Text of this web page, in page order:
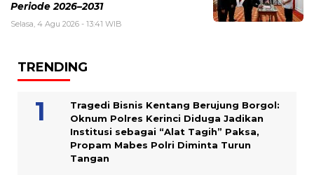
Periode 2026–2031
Selasa, 4 Agu 2026 - 13:41 WIB
TRENDING
Tragedi Bisnis Kentang Berujung Borgol:
Oknum Polres Kerinci Diduga Jadikan
Institusi sebagai “Alat Tagih” Paksa,
Propam Mabes Polri Diminta Turun
Tangan